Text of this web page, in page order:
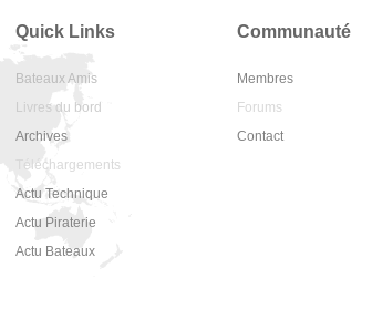
Quick Links
Bateaux Amis
Livres du bord
Archives
Téléchargements
Actu Technique
Actu Piraterie
Actu Bateaux
Communauté
Membres
Forums
Contact